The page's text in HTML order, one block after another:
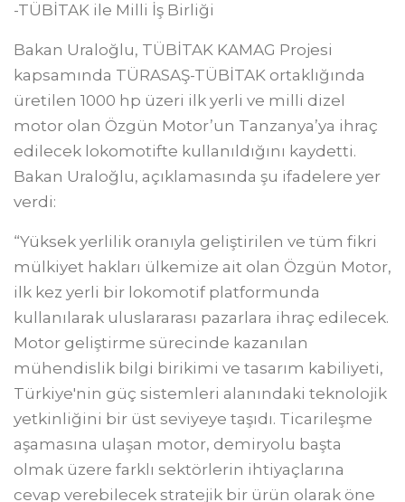
-TÜBİTAK ile Milli İş Birliği
Bakan Uraloğlu, TÜBİTAK KAMAG Projesi
kapsamında TÜRASAŞ-TÜBİTAK ortaklığında
üretilen 1000 hp üzeri ilk yerli ve milli dizel
motor olan Özgün Motor’un Tanzanya’ya ihraç
edilecek lokomotifte kullanıldığını kaydetti.
Bakan Uraloğlu, açıklamasında şu ifadelere yer
verdi:
“Yüksek yerlilik oranıyla geliştirilen ve tüm fikri
mülkiyet hakları ülkemize ait olan Özgün Motor,
ilk kez yerli bir lokomotif platformunda
kullanılarak uluslararası pazarlara ihraç edilecek.
Motor geliştirme sürecinde kazanılan
mühendislik bilgi birikimi ve tasarım kabiliyeti,
Türkiye'nin güç sistemleri alanındaki teknolojik
yetkinliğini bir üst seviyeye taşıdı. Ticarileşme
aşamasına ulaşan motor, demiryolu başta
olmak üzere farklı sektörlerin ihtiyaçlarına
cevap verebilecek stratejik bir ürün olarak öne